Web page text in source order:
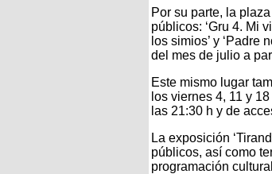
Por su parte, la
públicos: ‘Gru 4. Mi
los simios’ y
del mes de julio a
Este mismo lugar
los viernes 4, 11 y 18
las 21:30 h y de
La exposición
públicos, así como
programación